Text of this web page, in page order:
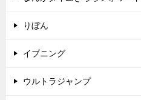
りぼん
イブニング
ウルトラジャンプ